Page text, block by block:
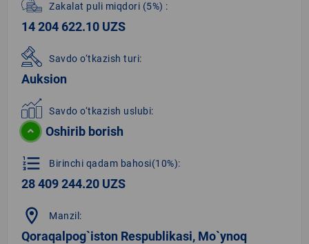
Zakalat puli miqdori (5%) :
14 204 622.10 UZS
Savdo o‘tkazish turi:
Auksion
Savdo o‘tkazish uslubi:
Oshirib borish
format_list_numbered Birinchi qadam bahosi(10%):
28 409 244.20 UZS
location_on Manzil:
Qoraqalpog`iston Respublikasi, Mo`ynoq